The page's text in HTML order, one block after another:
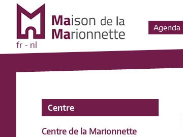
fr - nl
Agenda
Centre
Centre de la Marionnette